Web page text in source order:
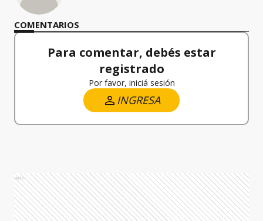
COMENTARIOS
Para comentar, debés estar
registrado
Por favor, iniciá sesión
INGRESA
Ads